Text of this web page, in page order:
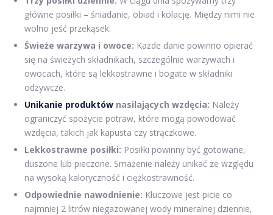
główne posiłki – śniadanie, obiad i kolację. Między nimi nie
wolno jeść przekąsek.
Świeże warzywa i owoce: Każde danie powinno opierać
się na świeżych składnikach, szczególnie warzywach i
owocach, które są lekkostrawne i bogate w składniki
odżywcze.
Unikanie produktów nasilających wzdęcia: Należy
ograniczyć spożycie potraw, które mogą powodować
wzdęcia, takich jak kapusta czy strączkowe.
Lekkostrawne posiłki: Posiłki powinny być gotowane,
duszone lub pieczone. Smażenie należy unikać ze względu
na wysoką kaloryczność i ciężkostrawność.
Odpowiednie nawodnienie: Kluczowe jest picie co
najmniej 2 litrów niegazowanej wody mineralnej dziennie,